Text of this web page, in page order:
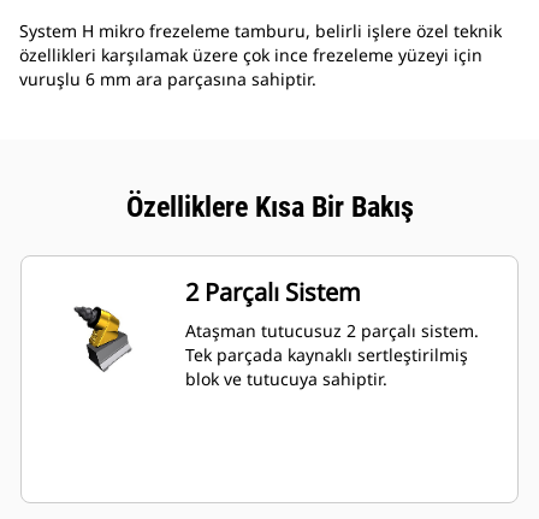
System H mikro frezeleme tamburu, belirli işlere özel teknik
özellikleri karşılamak üzere çok ince frezeleme yüzeyi için
vuruşlu 6 mm ara parçasına sahiptir.
Özelliklere Kısa Bir Bakış
2 Parçalı Sistem
Ataşman tutucusuz 2 parçalı sistem.
Tek parçada kaynaklı sertleştirilmiş
blok ve tutucuya sahiptir.